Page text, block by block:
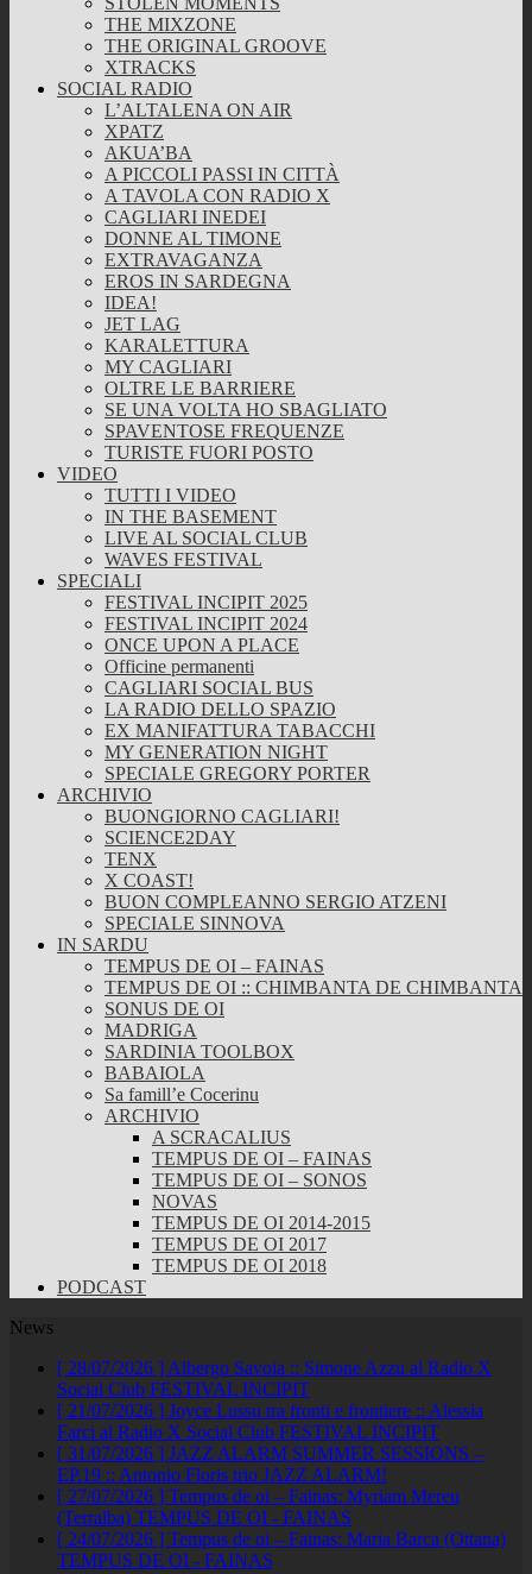
THE MIXZONE
THE ORIGINAL GROOVE
XTRACKS
SOCIAL RADIO
L’ALTALENA ON AIR
XPATZ
AKUA’BA
A PICCOLI PASSI IN CITTÀ
A TAVOLA CON RADIO X
CAGLIARI INEDEI
DONNE AL TIMONE
EXTRAVAGANZA
EROS IN SARDEGNA
IDEA!
JET LAG
KARALETTURA
MY CAGLIARI
OLTRE LE BARRIERE
SE UNA VOLTA HO SBAGLIATO
SPAVENTOSE FREQUENZE
TURISTE FUORI POSTO
VIDEO
TUTTI I VIDEO
IN THE BASEMENT
LIVE AL SOCIAL CLUB
WAVES FESTIVAL
SPECIALI
FESTIVAL INCIPIT 2025
FESTIVAL INCIPIT 2024
ONCE UPON A PLACE
Officine permanenti
CAGLIARI SOCIAL BUS
LA RADIO DELLO SPAZIO
EX MANIFATTURA TABACCHI
MY GENERATION NIGHT
SPECIALE GREGORY PORTER
ARCHIVIO
BUONGIORNO CAGLIARI!
SCIENCE2DAY
TENX
X COAST!
BUON COMPLEANNO SERGIO ATZENI
SPECIALE SINNOVA
IN SARDU
TEMPUS DE OI – FAINAS
TEMPUS DE OI :: CHIMBANTA DE CHIMBANTA
SONUS DE OI
MADRIGA
SARDINIA TOOLBOX
BABAIOLA
Sa famill’e Cocerinu
ARCHIVIO
A SCRACALIUS
TEMPUS DE OI – FAINAS
TEMPUS DE OI – SONOS
NOVAS
TEMPUS DE OI 2014-2015
TEMPUS DE OI 2017
TEMPUS DE OI 2018
PODCAST
News
[ 28/07/2026 ] Albergo Savoia :: Simone Azzu al Radio X
Social Club FESTIVAL INCIPIT
[ 21/07/2026 ] Joyce Lussu tra fronti e frontiere :: Alessia
Farci al Radio X Social Club FESTIVAL INCIPIT
[ 31/07/2026 ] JAZZ ALARM SUMMER SESSIONS –
EP.19 :: Antonio Floris trio JAZZ ALARM!
[ 27/07/2026 ] Tempus de oi – Fainas: Myriam Mereu
(Terralba) TEMPUS DE OI - FAINAS
[ 24/07/2026 ] Tempus de oi – Fainas: Maria Barca (Ottana)
TEMPUS DE OI - FAINAS